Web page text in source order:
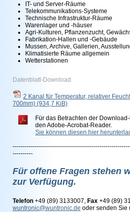
IT- und Server-Räume
Telekommunikations-Systeme
Technische Infrastruktur-Räume
Warenlager und -häuser
Agri-Kulturen, Pflanzenzucht,
Fabrikation-Hallen und -Gebäude
Mussen, Archive, Gallerien,
Klimatisierte Räume allgemein
Wetterstationen
Datenblatt-Download
2 Kanal für Temperatur, relativer
700mm) (934,7 KiB)
Für das Betrachten der
den Adobe-Acrobat-Reader.
Sie können diesen hier
----------
Für offene Fragen stehen
zur Verfügung.
Telefon +49 (89) 3133007, Fax +49 (89)
wuntronic@wuntronic.de oder senden Sie